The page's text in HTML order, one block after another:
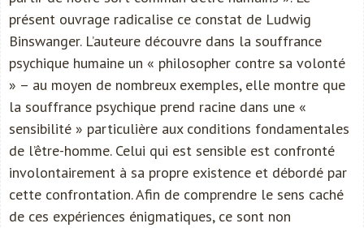
présent ouvrage radicalise ce constat de Ludwig
Binswanger. L’auteure découvre dans la souffrance
psychique humaine un « philosopher contre sa volonté
» – au moyen de nombreux exemples, elle montre que
la souffrance psychique prend racine dans une «
sensibilité » particulière aux conditions fondamentales
de l’être-homme. Celui qui est sensible est confronté
involontairement à sa propre existence et débordé par
cette confrontation. Afin de comprendre le sens caché
de ces expériences énigmatiques, ce sont non